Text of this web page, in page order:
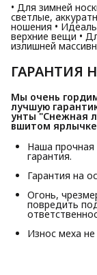
• Для зимней
светлые,
ношения •
верхние вещи •
излишней
ГАРАНТИЯ
Мы очень
лучшую
унты "Снежная
вшитом
Наша
гарантия.
Гарантия на
Огонь,
повредить
Износ меха